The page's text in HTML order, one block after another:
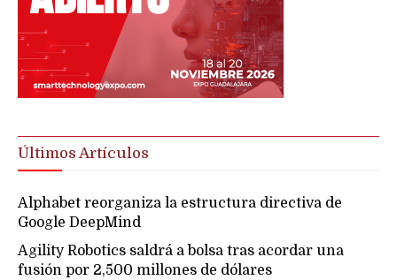
Últimos Artículos
Alphabet reorganiza la estructura directiva de
Google DeepMind
Agility Robotics saldrá a bolsa tras acordar una
fusión por 2,500 millones de dólares